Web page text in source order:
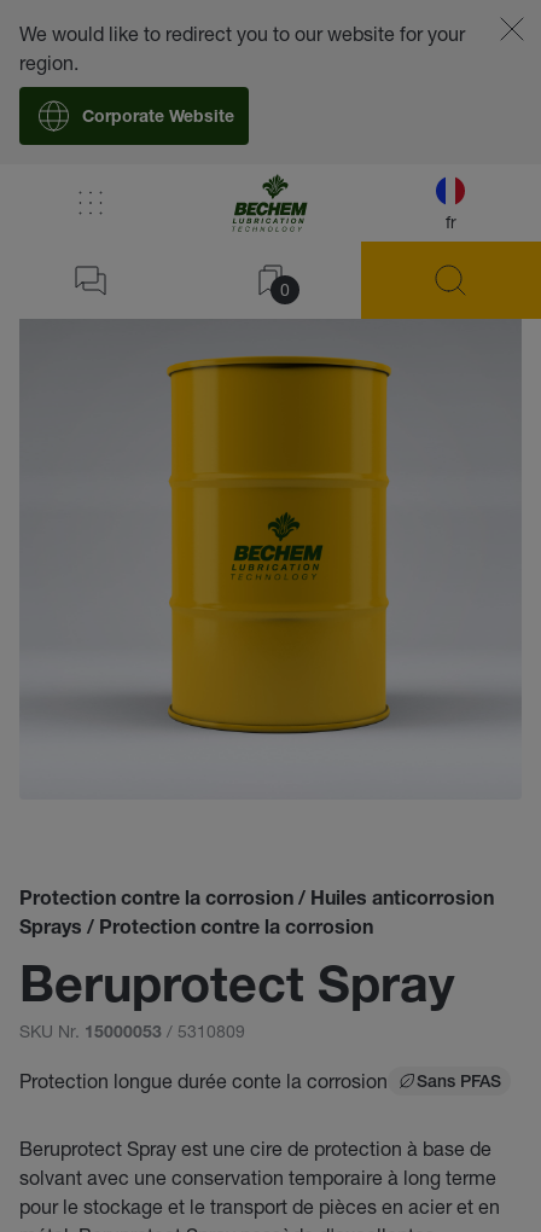
fr
0
We would like to redirect you to our website for your
region.
Corporate Website
Protection contre la corrosion / Huiles anticorrosion
Sprays / Protection contre la corrosion
Beruprotect Spray
SKU Nr. 15000053 / 5310809
Protection longue durée conte la corrosion Sans PFAS
Beruprotect Spray est une cire de protection à base de
solvant avec une conservation temporaire à long terme
pour le stockage et le transport de pièces en acier et en